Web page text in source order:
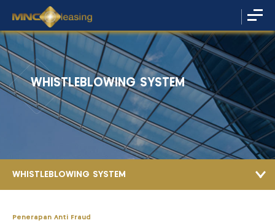
WHISTLEBLOWING SYSTEM
WHISTLEBLOWING SYSTEM
Penerapan Anti Fraud